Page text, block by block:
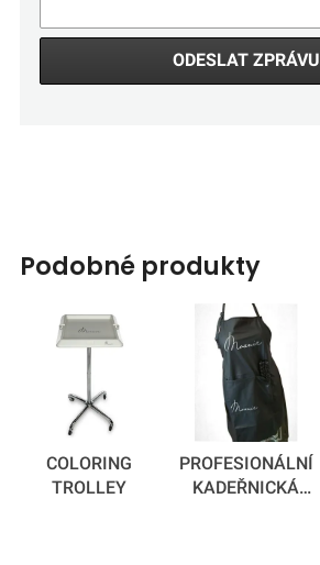
ODESLAT ZPRÁVU
podobné produkty
COLORING
TROLLEY
PROFESIONÁLNÍ
KADEŘNICKÁ